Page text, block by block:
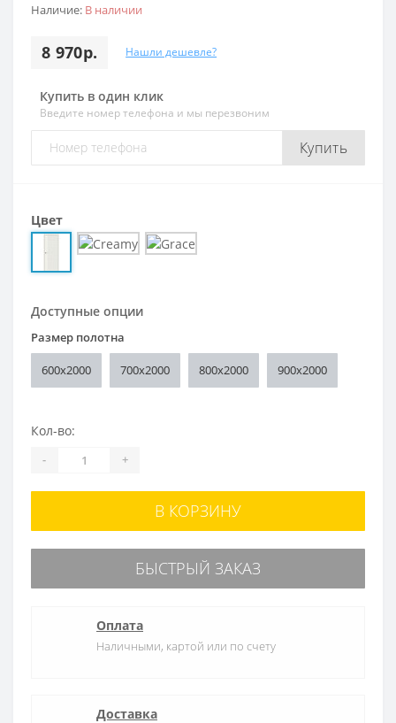
Наличие: В наличии
8 970р. Нашли дешевле?
Купить в один клик
Введите номер телефона и мы перезвоним
Купить
Цвет
Доступные опции
Размер полотна
600x2000 700x2000 800x2000 900x2000
Кол-во:
- +
В КОРЗИНУ
БЫСТРЫЙ ЗАКАЗ
Оплата
Наличными, картой или по счету
Доставка